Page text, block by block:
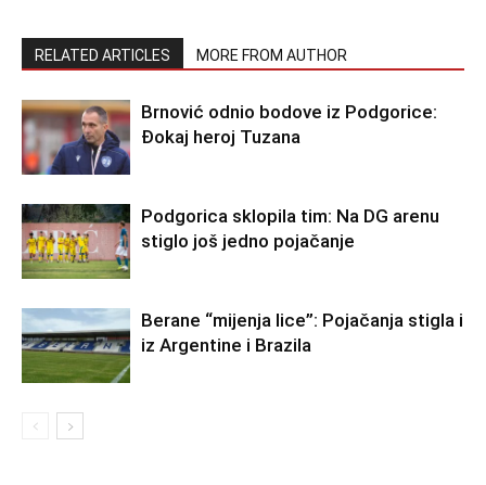
RELATED ARTICLES MORE FROM AUTHOR
Brnović odnio bodove iz Podgorice:
Đokaj heroj Tuzana
Podgorica sklopila tim: Na DG arenu
stiglo još jedno pojačanje
Berane “mijenja lice”: Pojačanja stigla i
iz Argentine i Brazila